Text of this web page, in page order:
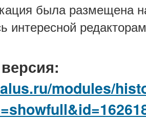
была размещена
интересной
modules/